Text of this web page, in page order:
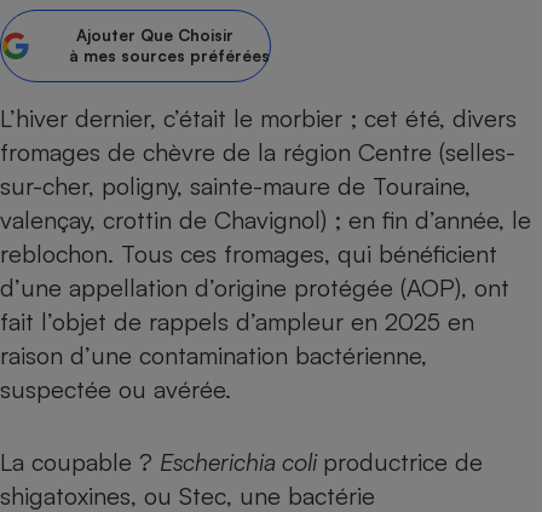
Ajouter Que Choisir
à mes sources préférées
L’hiver dernier, c’était le morbier ; cet été, divers
fromages de chèvre de la région Centre (selles-
sur-cher, poligny, sainte-maure de Touraine,
valençay, crottin de Chavignol) ; en fin d’année, le
reblochon. Tous ces fromages, qui bénéficient
d’une appellation d’origine protégée (AOP), ont
fait l’objet de rappels d’ampleur en 2025 en
raison d’une contamination bactérienne,
suspectée ou avérée.
La coupable ? Escherichia coli productrice de
shigatoxines, ou Stec, une bactérie
bouteille
Assurance emprunteur
Banque
Lave-linge
Téléviseur
Matelas
Radiateur électrique
Antimoustique